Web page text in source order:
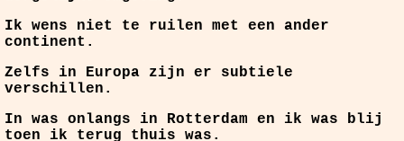
Ik wens niet te ruilen met een ander
continent.
Zelfs in Europa zijn er subtiele
verschillen.
In was onlangs in Rotterdam en ik was blij
toen ik terug thuis was.